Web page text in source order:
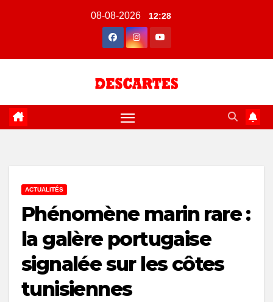
08-08-2026 12:28
ACTUALITÉS
Phénomène marin rare :
la galère portugaise
signalée sur les côtes
tunisiennes